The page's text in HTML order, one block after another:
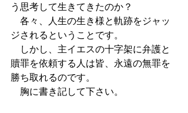
う思考して生きてきたのか？
各々、人生の生き様と軌跡をジャッ
ジされるということです。
しかし、主イエスの十字架に弁護と
贖罪を依頼する人は皆、永遠の無罪を
勝ち取れるのです。
胸に書き記して下さい。